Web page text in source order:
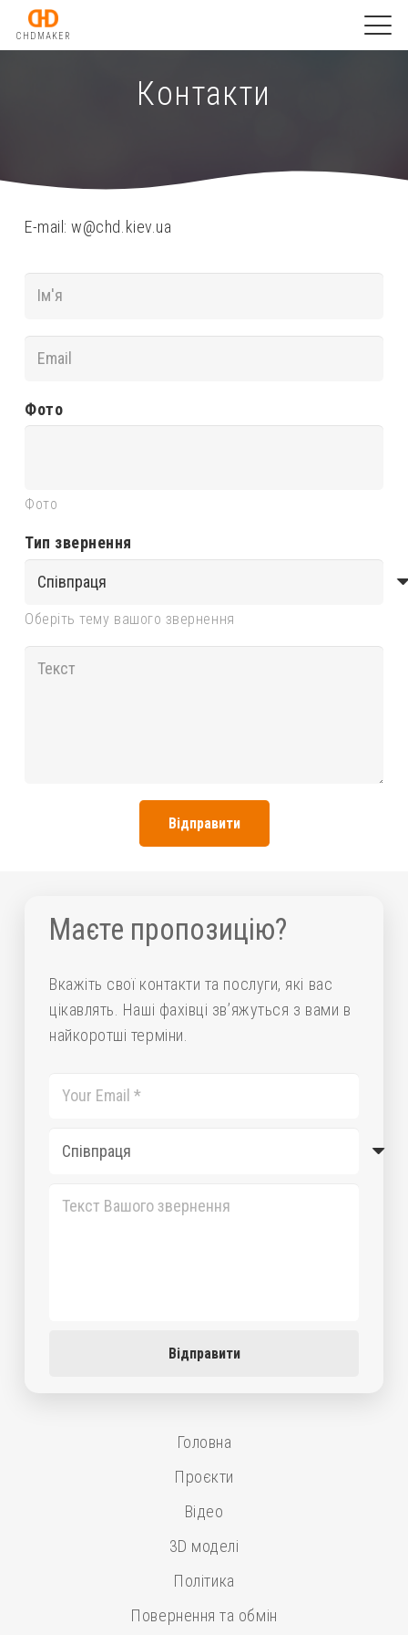
CHDMAKER
Контакти
E-mail: w@chd.kiev.ua
Фото
Фото
Тип звернення
Оберіть тему вашого звернення
Відправити
Маєте пропозицію?
Вкажіть свої контакти та послуги, які вас
цікавлять. Наші фахівці зв’яжуться з вами в
найкоротші терміни.
Відправити
Головна
Проєкти
Відео
3D моделі
Політика
Повернення та обмін